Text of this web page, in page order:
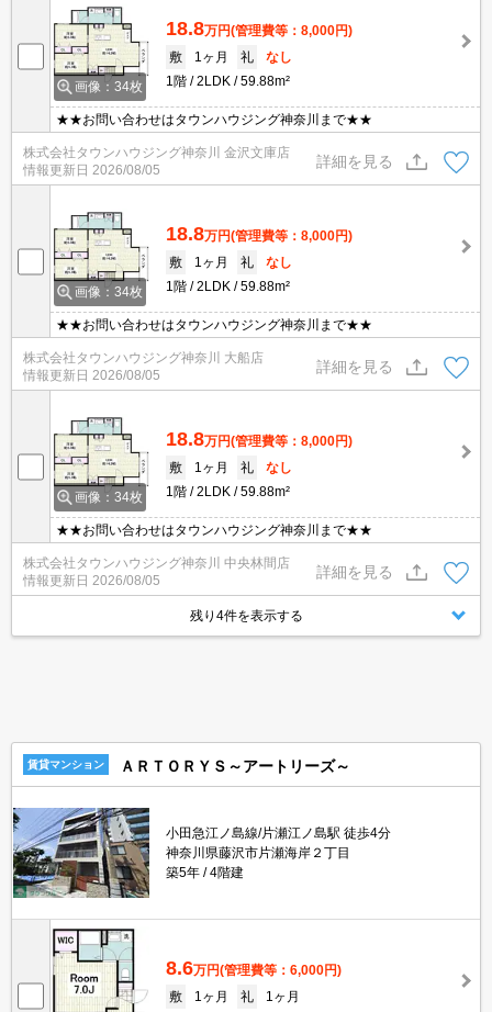
画像：34枚
18.8万円(管理費等：8,000円)
敷
1ヶ月 礼
なし
1階
2LDK 59.88m²
★★お問い合わせはタウンハウジング神奈川まで★★
株式会社タウンハウジング神奈川 金沢文庫店
情報更新日 2026/08/05
詳細を見る
画像：34枚
18.8万円(管理費等：8,000円)
敷
1ヶ月 礼
なし
1階
2LDK 59.88m²
★★お問い合わせはタウンハウジング神奈川まで★★
株式会社タウンハウジング神奈川 大船店
情報更新日 2026/08/05
詳細を見る
画像：34枚
18.8万円(管理費等：8,000円)
敷
1ヶ月 礼
なし
1階
2LDK 59.88m²
★★お問い合わせはタウンハウジング神奈川まで★★
株式会社タウンハウジング神奈川 中央林間店
情報更新日 2026/08/05
詳細を見る
残り4件を表示する
賃貸マンション ＡＲＴＯＲＹＳ～アートリーズ～
小田急江ノ島線/片瀬江ノ島駅 徒歩4分
神奈川県藤沢市片瀬海岸２丁目
築5年
4階建
8.6万円(管理費等：6,000円)
敷
1ヶ月 礼
1ヶ月